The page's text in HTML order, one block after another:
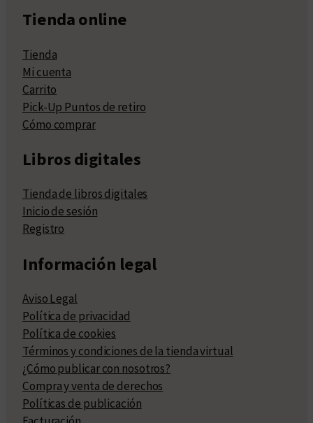
Tienda online
Tienda
Mi cuenta
Carrito
Pick-Up Puntos de retiro
Cómo comprar
Libros digitales
Tienda de libros digitales
Inicio de sesión
Registro
Información legal
Aviso Legal
Política de privacidad
Política de cookies
Términos y condiciones de la tienda virtual
¿Cómo publicar con nosotros?
Compra y venta de derechos
Políticas de publicación